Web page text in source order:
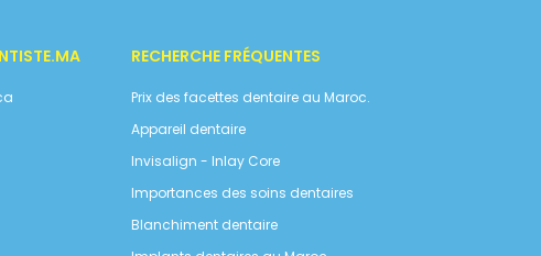
RECHERCHE FRÉQUENTES
Prix des facettes dentaire au Maroc.
Appareil dentaire
Invisalign - Inlay Core
Importances des soins dentaires
Blanchiment dentaire